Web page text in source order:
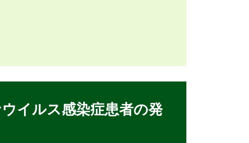
イルス感染症患者の発